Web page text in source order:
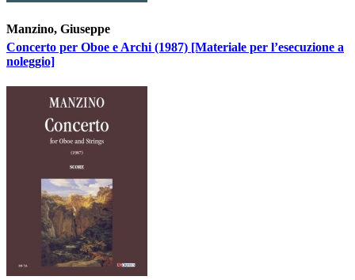
Manzino, Giuseppe
Concerto per Oboe e Archi (1987) [Materiale per l’esecuzione a
noleggio]